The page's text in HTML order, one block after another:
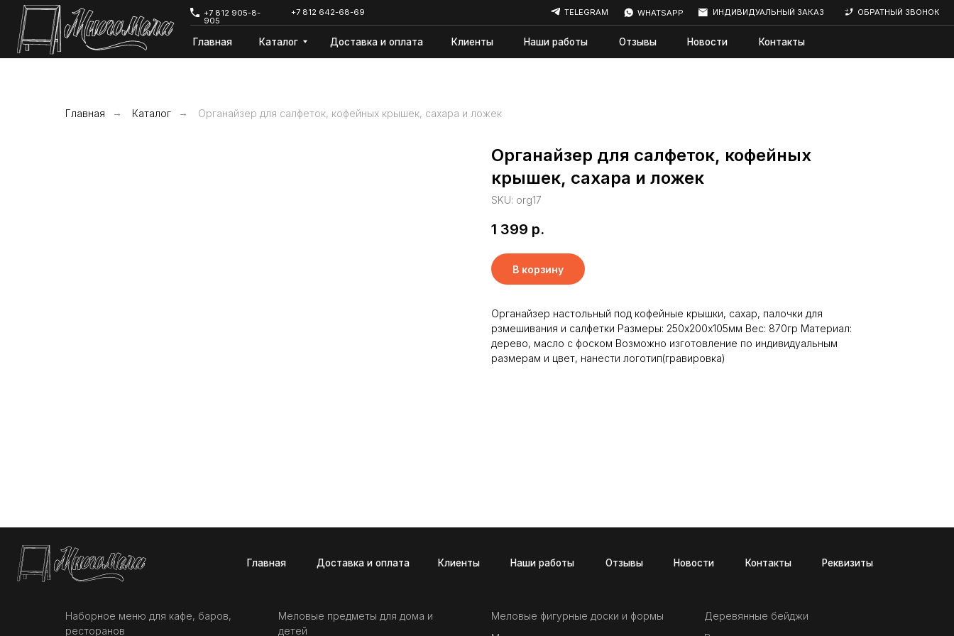
+7 812 905-8-
905
ОБРАТНЫЙ ЗВОНОК
ИНДИВИДУАЛЬНЫЙ ЗАКАЗ
WHATSAPP
+7 812 642-68-69
Новости
Отзывы Контакты
Клиенты Наши работы
Доставка и оплата
Каталог
Главная
Главная → Каталог → Органайзер для салфеток, кофейных крышек, сахара и ложек
Органайзер для салфеток, кофейных
крышек, сахара и ложек
SKU: org17
1 399 р.
В корзину
Органайзер настольный под кофейные крышки, сахар, палочки для
рзмешивания и салфетки Размеры: 250х200х105мм Вес: 870гр Материал:
дерево, масло с фоском Возможно изготовление по индивидуальным
размерам и цвет, нанести логотип(гравировка)
Наборное меню для кафе, баров,
ресторанов
Меловые предметы для дома и
детей
Меловые фигурные доски и формы
Деревянные бейджи